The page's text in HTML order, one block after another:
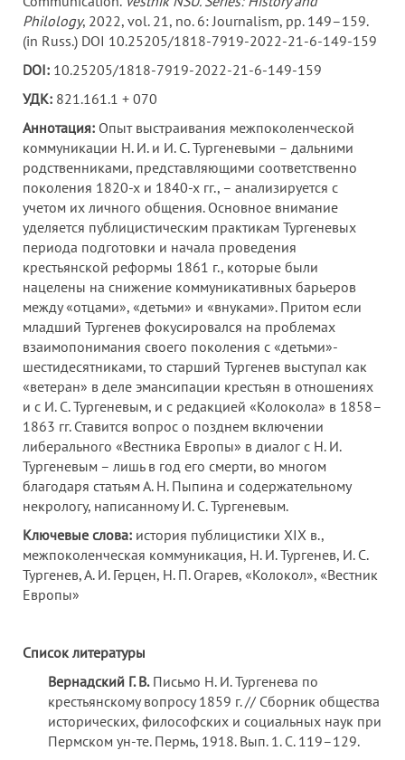
Philology, 2022, vol. 21, no. 6: Journalism, pp. 149–159.
(in Russ.) DOI 10.25205/1818-7919-2022-21-6-149-159
DOI: 10.25205/1818-7919-2022-21-6-149-159
УДК: 821.161.1 + 070
Аннотация: Опыт выстраивания межпоколенческой
коммуникации Н. И. и И. С. Тургеневыми – дальними
родственниками, представляющими соответственно
поколения 1820-х и 1840-х гг., – анализируется с
учетом их личного общения. Основное внимание
уделяется публицистическим практикам Тургеневых
периода подготовки и начала проведения
крестьянской реформы 1861 г., которые были
нацелены на снижение коммуникативных барьеров
между «отцами», «детьми» и «внуками». Притом если
младший Тургенев фокусировался на проблемах
взаимопонимания своего поколения с «детьми»-
шестидесятниками, то старший Тургенев выступал как
«ветеран» в деле эмансипации крестьян в отношениях
и с И. С. Тургеневым, и с редакцией «Колокола» в 1858–
1863 гг. Ставится вопрос о позднем включении
либерального «Вестника Европы» в диалог с Н. И.
Тургеневым – лишь в год его смерти, во многом
благодаря статьям А. Н. Пыпина и содержательному
некрологу, написанному И. С. Тургеневым.
Ключевые слова: история публицистики XIX в.,
межпоколенческая коммуникация, Н. И. Тургенев, И. С.
Тургенев, А. И. Герцен, Н. П. Огарев, «Колокол», «Вестник
Европы»
Список литературы
Вернадский Г. В.Письмо Н. И. Тургенева по
крестьянскому вопросу 1859 г. // Сборник общества
исторических, философских и социальных наук при
Пермском ун-те. Пермь, 1918. Вып. 1. С. 119–129.